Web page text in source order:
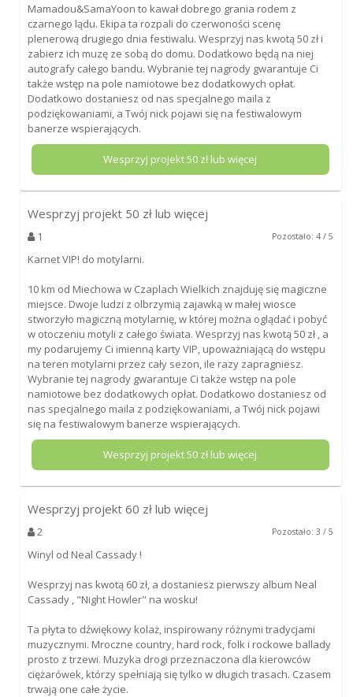
Mamadou&SamaYoon to kawał dobrego grania rodem z
czarnego lądu. Ekipa ta rozpali do czerwoności scenę
plenerową drugiego dnia festiwalu. Wesprzyj nas kwotą 50 zł i
zabierz ich muzę ze sobą do domu. Dodatkowo będą na niej
autografy całego bandu. Wybranie tej nagrody gwarantuje Ci
także wstęp na pole namiotowe bez dodatkowych opłat.
Dodatkowo dostaniesz od nas specjalnego maila z
podziękowaniami, a Twój nick pojawi się na festiwalowym
banerze wspierających.
Wesprzyj projekt50 zł lub więcej
Wesprzyj projekt 50 zł lub więcej
1 Pozostało: 4 / 5
Karnet VIP! do motylarni.
10 km od Miechowa w Czaplach Wielkich znajduję się magiczne
miejsce. Dwoje ludzi z olbrzymią zajawką w małej wiosce
stworzyło magiczną motylarnię, w której można oglądać i pobyć
w otoczeniu motyli z całego świata. Wesprzyj nas kwotą 50 zł , a
my podarujemy Ci imienną karty VIP, upoważniającą do wstępu
na teren motylarni przez cały sezon, ile razy zapragniesz.
Wybranie tej nagrody gwarantuje Ci także wstęp na pole
namiotowe bez dodatkowych opłat. Dodatkowo dostaniesz od
nas specjalnego maila z podziękowaniami, a Twój nick pojawi
się na festiwalowym banerze wspierających.
Wesprzyj projekt50 zł lub więcej
Wesprzyj projekt 60 zł lub więcej
2 Pozostało: 3 / 5
Winyl od Neal Cassady !
Wesprzyj nas kwotą 60 zł, a dostaniesz pierwszy album Neal
Cassady , "Night Howler" na wosku!
Ta płyta to dźwiękowy kolaż, inspirowany różnymi tradycjami
muzycznymi. Mroczne country, hard rock, folk i rockowe ballady
prosto z trzewi. Muzyka drogi przeznaczona dla kierowców
ciężarówek, którzy spełniają się tylko w długich trasach. Czasem
trwają one całe życie.